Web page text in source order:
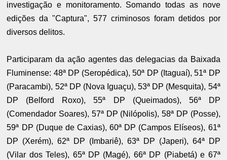
investigação e monitoramento. Somando todas as nove
edições da "Captura", 577 criminosos foram detidos por
diversos delitos.
Participaram da ação agentes das delegacias da Baixada
Fluminense: 48ª DP (Seropédica), 50ª DP (Itaguaí), 51ª DP
(Paracambi), 52ª DP (Nova Iguaçu), 53ª DP (Mesquita), 54ª
DP (Belford Roxo), 55ª DP (Queimados), 56ª DP
(Comendador Soares), 57ª DP (Nilópolis), 58ª DP (Posse),
59ª DP (Duque de Caxias), 60ª DP (Campos Elíseos), 61ª
DP (Xerém), 62ª DP (Imbariê), 63ª DP (Japeri), 64ª DP
(Vilar dos Teles), 65ª DP (Magé), 66ª DP (Piabetá) e 67ª